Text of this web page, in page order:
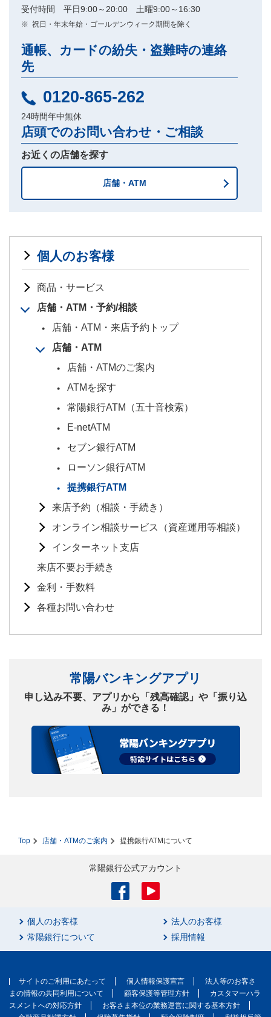
受付時間 平日9:00～20:00 土曜9:00～16:30
祝日・年末年始・ゴールデンウィーク期間を除く
通帳、カードの紛失・盗難時の連絡
先
0120-865-262
24時間年中無休
店頭でのお問い合わせ・ご相談
お近くの店舗を探す
店舗・ATM
個人のお客様
商品・サービス
店舗・ATM・予約/相談
店舗・ATM・来店予約トップ
店舗・ATM
店舗・ATMのご案内
ATMを探す
常陽銀行ATM（五十音検索）
E-netATM
セブン銀行ATM
ローソン銀行ATM
提携銀行ATM
来店予約（相談・手続き）
オンライン相談サービス（資産運用等相談）
インターネット支店
来店不要お手続き
金利・手数料
各種お問い合わせ
常陽バンキングアプリ
申し込み不要、アプリから「残高確認」や「振り込
み」ができる！
Top 店舗・ATMのご案内 提携銀行ATMについて
個人のお客様
法人のお客様
常陽銀行について
採用情報
常陽銀行公式アカウント
サイトのご利用にあたって 個人情報保護宣言
法人等のお客さ
まの情報の共同利用について
顧客保護等管理方針
カスタマーハラ
スメントへの対応方針
お客さま本位の業務運営に関する基本方針